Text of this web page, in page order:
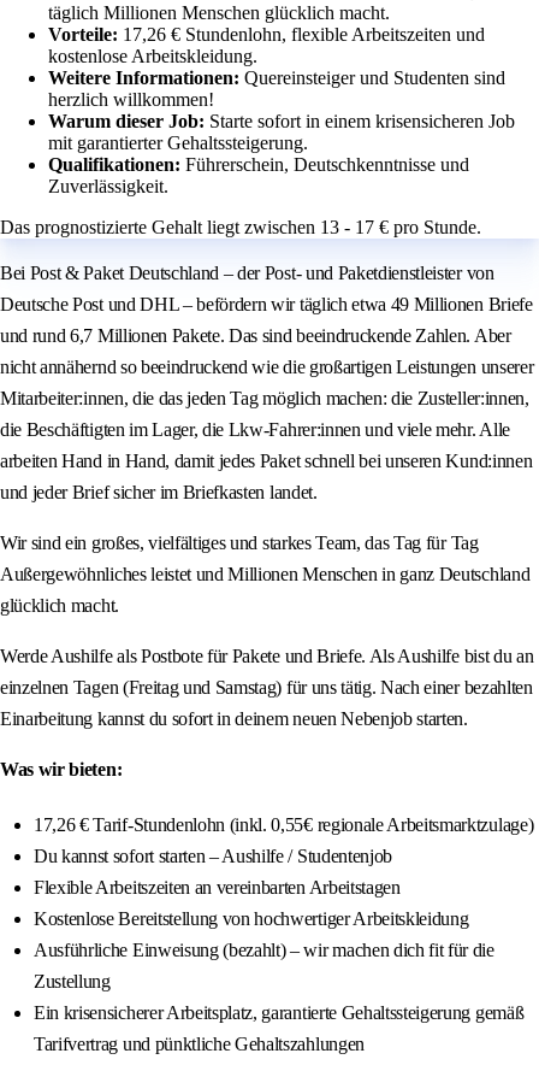
täglich Millionen Menschen glücklich macht.
Vorteile: 17,26 € Stundenlohn, flexible Arbeitszeiten und
kostenlose Arbeitskleidung.
Weitere Informationen: Quereinsteiger und Studenten sind
herzlich willkommen!
Warum dieser Job: Starte sofort in einem krisensicheren Job
mit garantierter Gehaltssteigerung.
Qualifikationen: Führerschein, Deutschkenntnisse und
Zuverlässigkeit.
Das prognostizierte Gehalt liegt zwischen 13 - 17 € pro Stunde.
Bei Post & Paket Deutschland – der Post- und Paketdienstleister von
Deutsche Post und DHL – befördern wir täglich etwa 49 Millionen Briefe
und rund 6,7 Millionen Pakete. Das sind beeindruckende Zahlen. Aber
nicht annähernd so beeindruckend wie die großartigen Leistungen unserer
Mitarbeiter:innen, die das jeden Tag möglich machen: die Zusteller:innen,
die Beschäftigten im Lager, die Lkw-Fahrer:innen und viele mehr. Alle
arbeiten Hand in Hand, damit jedes Paket schnell bei unseren Kund:innen
und jeder Brief sicher im Briefkasten landet.
Wir sind ein großes, vielfältiges und starkes Team, das Tag für Tag
Außergewöhnliches leistet und Millionen Menschen in ganz Deutschland
glücklich macht.
Werde Aushilfe als Postbote für Pakete und Briefe. Als Aushilfe bist du an
einzelnen Tagen (Freitag und Samstag) für uns tätig. Nach einer bezahlten
Einarbeitung kannst du sofort in deinem neuen Nebenjob starten.
Was wir bieten:
17,26 € Tarif-Stundenlohn (inkl. 0,55€ regionale Arbeitsmarktzulage)
Du kannst sofort starten – Aushilfe / Studentenjob
Flexible Arbeitszeiten an vereinbarten Arbeitstagen
Kostenlose Bereitstellung von hochwertiger Arbeitskleidung
Ausführliche Einweisung (bezahlt) – wir machen dich fit für die
Zustellung
Ein krisensicherer Arbeitsplatz, garantierte Gehaltssteigerung gemäß
Tarifvertrag und pünktliche Gehaltszahlungen